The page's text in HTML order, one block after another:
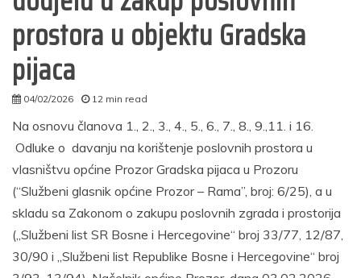
prostora u objektu Gradska
pijaca
04/02/2026
12 min read
Na osnovu članova 1., 2., 3., 4., 5., 6., 7., 8., 9.,11. i 16.
Odluke o davanju na korištenje poslovnih prostora u
vlasništvu općine Prozor Gradska pijaca u Prozoru
(“Službeni glasnik općine Prozor – Rama”, broj: 6/25), a u
skladu sa Zakonom o zakupu poslovnih zgrada i prostorija
(„Službeni list SR Bosne i Hercegovine“ broj 33/77, 12/87,
30/90 i „Službeni list Republike Bosne i Hercegovine“ broj